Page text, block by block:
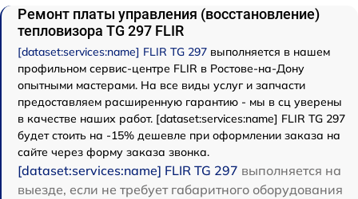
Ремонт платы управления (восстановление)
тепловизора TG 297 FLIR
[dataset:services:name] FLIR TG 297 выполняется в нашем
профильном сервис-центре FLIR в Ростове-на-Дону
опытными мастерами. На все виды услуг и запчасти
предоставляем расширенную гарантию - мы в сц уверены
в качестве наших работ. [dataset:services:name] FLIR TG 297
будет стоить на -15% дешевле при оформлении заказа на
сайте через форму заказа звонка.
[dataset:services:name] FLIR TG 297 выполняется на
выезде, если не требует габаритного оборудования